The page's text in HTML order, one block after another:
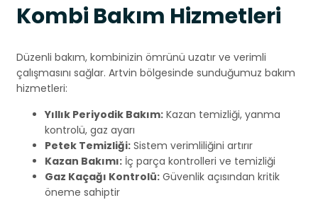
Kombi Bakım Hizmetleri
Düzenli bakım, kombinizin ömrünü uzatır ve verimli
çalışmasını sağlar. Artvin bölgesinde sunduğumuz bakım
hizmetleri:
Yıllık Periyodik Bakım: Kazan temizliği, yanma
kontrolü, gaz ayarı
Petek Temizliği: Sistem verimliliğini artırır
Kazan Bakımı: İç parça kontrolleri ve temizliği
Gaz Kaçağı Kontrolü: Güvenlik açısından kritik
öneme sahiptir